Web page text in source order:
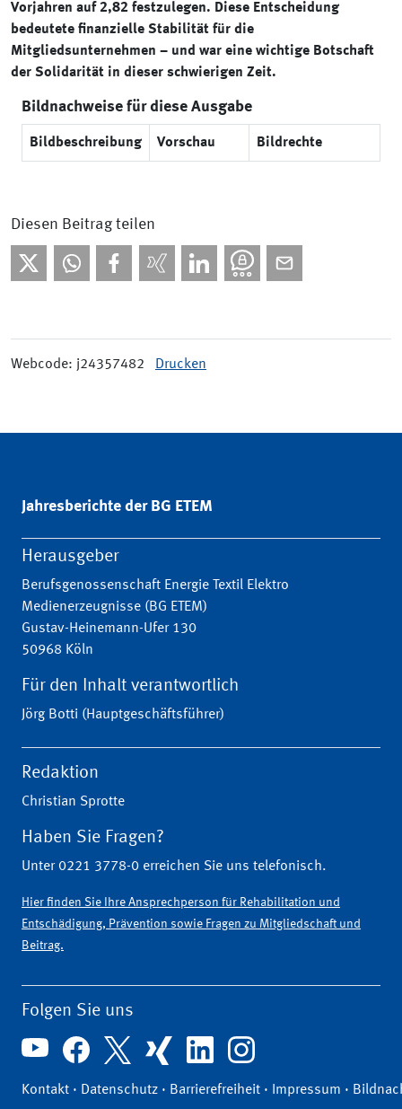
Vorjahren auf 2,82 festzulegen. Diese Entscheidung
bedeutete finanzielle Stabilität für die
Mitgliedsunternehmen – und war eine wichtige Botschaft
der Solidarität in dieser schwierigen Zeit.
Bildnachweise für diese Ausgabe
Bildbeschreibung Vorschau Bildrechte
Diesen Beitrag teilen
Webcode: j24357482 Drucken
Jahresberichte der BG ETEM
Herausgeber
Berufsgenossenschaft Energie Textil Elektro
Medienerzeugnisse (BG ETEM)
Gustav-Heinemann-Ufer 130
50968 Köln
Für den Inhalt verantwortlich
Jörg Botti (Hauptgeschäftsführer)
Redaktion
Christian Sprotte
Haben Sie Fragen?
Unter 0221 3778-0 erreichen Sie uns telefonisch.
Hier finden Sie Ihre Ansprechperson für Rehabilitation und
Entschädigung, Prävention sowie Fragen zu Mitgliedschaft und
Beitrag.
Folgen Sie uns
Kontakt · Datenschutz · Barrierefreiheit · Impressum ·